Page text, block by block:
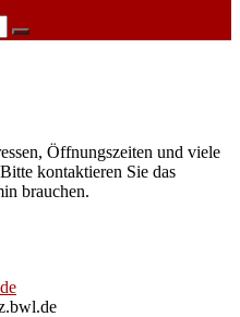
Öffnungszeiten und viele
kontaktieren Sie das
brauchen.